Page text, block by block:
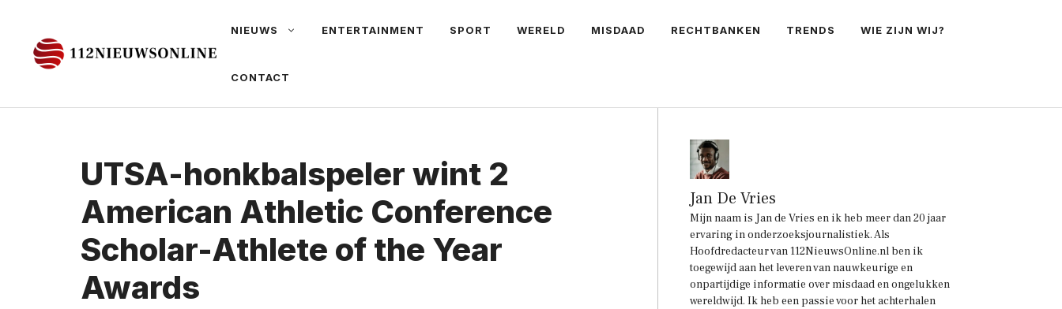
NIEUWS ENTERTAINMENT SPORT WERELD MISDAAD RECHTBANKEN TRENDS WIE ZIJN WIJ?
CONTACT
UTSA-honkbalspeler wint 2
American Athletic Conference
Scholar-Athlete of the Year
Awards
Jan De Vries
Mijn naam is Jan de Vries en ik heb meer dan 20 jaar
ervaring in onderzoeksjournalistiek. Als
Hoofdredacteur van 112NieuwsOnline.nl ben ik
toegewijd aan het leveren van nauwkeurige en
onpartijdige informatie over misdaad en ongelukken
wereldwijd. Ik heb een passie voor het achterhalen